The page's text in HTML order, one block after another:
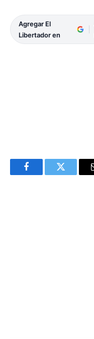
Agregar El
Libertador en
FacebookTwitter